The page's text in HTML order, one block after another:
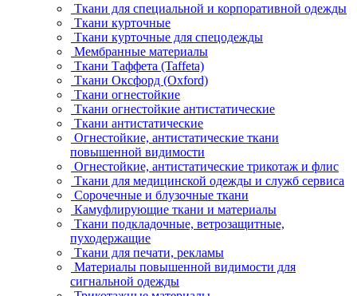
Ткани для специальной и корпоративной одежды
Ткани курточные
Ткани курточные для спецодежды
Мембранные материалы
Ткани Таффета (Taffeta)
Ткани Оксфорд (Oxford)
Ткани огнестойкие
Ткани огнестойкие антистатические
Ткани антистатические
Огнестойкие, антистатические ткани
повышенной видимости
Огнестойкие, антистатические трикотаж и флис
Ткани для медицинской одежды и служб сервиса
Сорочечные и блузочные ткани
Камуфлирующие ткани и материалы
Ткани подкладочные, ветрозащитные,
пуходержащие
Ткани для печати, рекламы
Материалы повышенной видимости для
сигнальной одежды